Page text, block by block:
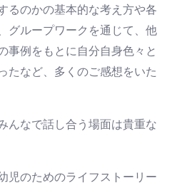
るのかの基本的な考え方や各
グループワークを通じて、他
事例をもとに自分自身色々と
たなど、多くのご感想をいた
んなで話し合う場面は貴重な
児のためのライフストーリー